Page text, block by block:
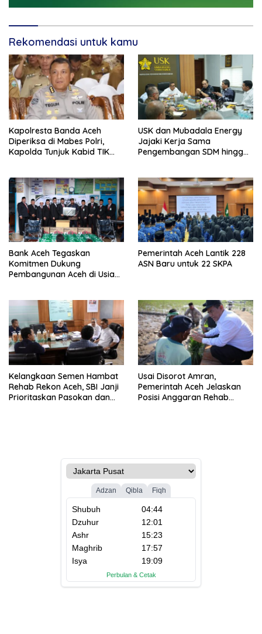
Rekomendasi untuk kamu
Kapolresta Banda Aceh
Diperiksa di Mabes Polri,
Kapolda Tunjuk Kabid TIK
USK dan Mubadala Energy
Jajaki Kerja Sama
Pengembangan SDM hingga
Bank Aceh Tegaskan
Komitmen Dukung
Pembangunan Aceh di Usia
Pemerintah Aceh Lantik 228
ASN Baru untuk 22 SKPA
Kelangkaan Semen Hambat
Rehab Rekon Aceh, SBI Janji
Prioritaskan Pasokan dan
Usai Disorot Amran,
Pemerintah Aceh Jelaskan
Posisi Anggaran Rehab